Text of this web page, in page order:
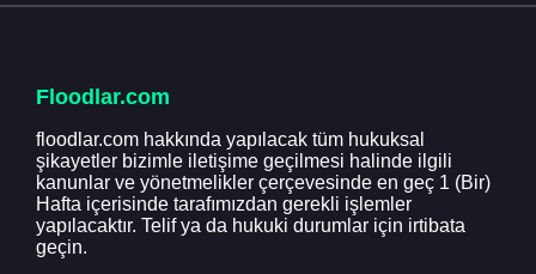
Floodlar.com
floodlar.com hakkında yapılacak tüm hukuksal
şikayetler bizimle iletişime geçilmesi halinde ilgili
kanunlar ve yönetmelikler çerçevesinde en geç 1 (Bir)
Hafta içerisinde tarafımızdan gerekli işlemler
yapılacaktır. Telif ya da hukuki durumlar için irtibata
geçin.